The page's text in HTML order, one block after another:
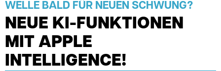
WELLE BALD FÜR NEUEN SCHWUNG?
NEUE KI-FUNKTIONEN
MIT APPLE
INTELLIGENCE!